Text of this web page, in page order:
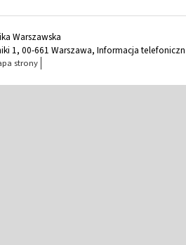
Warszawska
1, 00-661 Warszawa, Informacja
strony